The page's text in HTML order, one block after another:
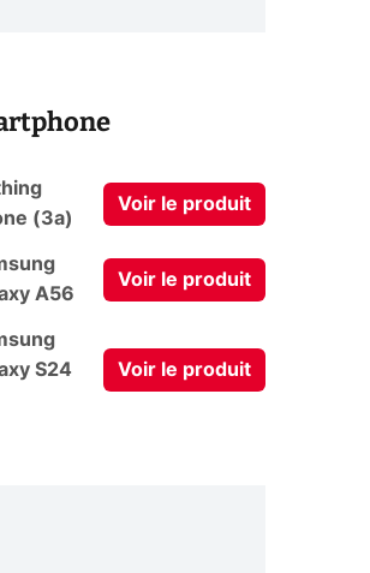
(3a)
Voir le produit
A56
Voir le produit
S24
Voir le produit